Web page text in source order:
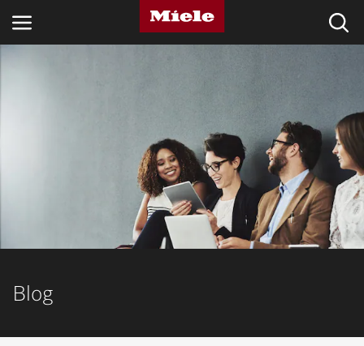
ASSISTENZA E SUPPORTO
Blog